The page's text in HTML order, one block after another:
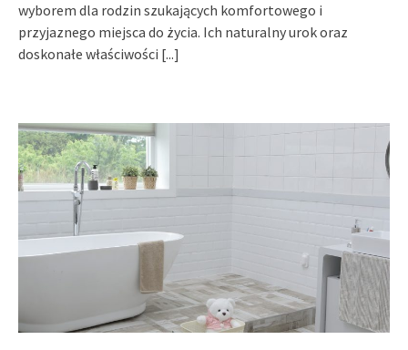
wyborem dla rodzin szukających komfortowego i
przyjaznego miejsca do życia. Ich naturalny urok oraz
doskonałe właściwości [...]